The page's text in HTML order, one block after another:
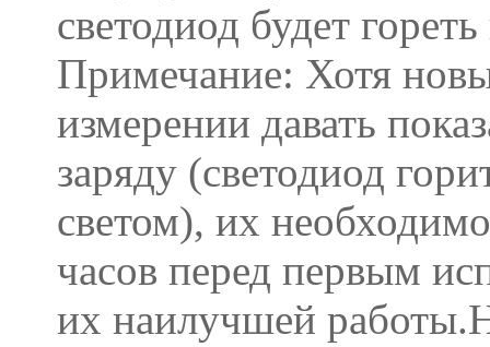
светодиод будет
Примечание: Хотя
измерении давать
заряду (светодиод
светом), их
часов перед первым
их наилучшей